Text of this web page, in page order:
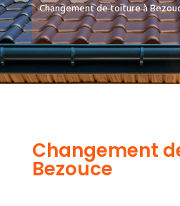
Changement de toiture à
Changement
Bezouce